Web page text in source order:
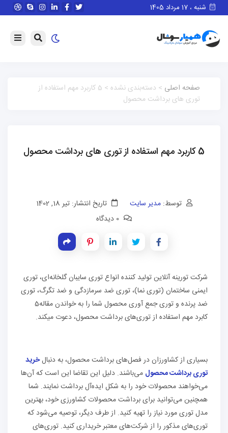
شنبه ، 17 مرداد 1405
صفحه اصلی
> دسته‌بندی نشده > 5 کاربرد مهم استفاده از
توری های برداشت محصول
5 کاربرد مهم استفاده از توری های برداشت محصول
توسط:مدیر سایت
تاریخ انتشار: تیر 18, 1402
شرکت تورینه آنلاین تولید کننده انواع توری سایبان گلخانه‌ای، توری
ایمنی ساختمان (توری نما)، توری ضد سرمازدگی و ضد تگرگ، توری
ضد پرنده و توری جمع آوری محصول شما را به خواندن مقاله5
کابرد مهم استفاده از توری‌های برداشت محصول، دعوت میکند.
بسیاری از کشاورزان در فصل‌های برداشت محصول، به دنبالخرید
توری برداشت محصول می‌باشند. دلیل این تقاضا این است که آن‌ها
می‌خواهند محصولات خود را به شکل ایده‌آل برداشت نمایند. شما
همچنین می‌توانید برای برداشت محصولات کشاورزی خود، بهترین
مدل توری مورد نیاز را تهیه کنید. از طرف دیگر، توصیه می‌شود که
توری‌های مذکور را از شرکت‌های معتبر خریداری کنید. توری‌های